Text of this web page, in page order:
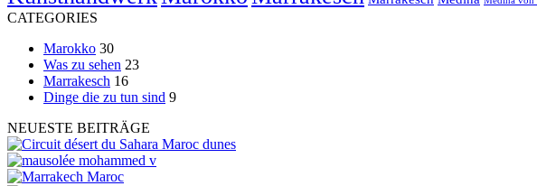
CATEGORIES
Marokko 30
Was zu sehen 23
Marrakesch 16
Dinge die zu tun sind 9
NEUESTE BEITRÄGE